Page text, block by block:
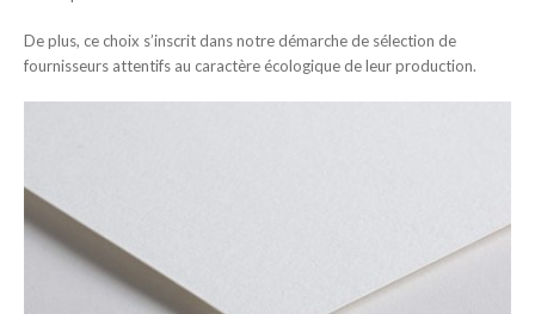
De plus, ce choix s’inscrit dans notre démarche de sélection de
fournisseurs attentifs au caractère écologique de leur production.